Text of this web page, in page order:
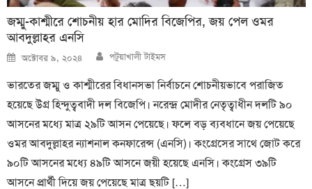
জম্মু-কাশ্মীরে শোচনীয় হার মোদির বিজেপির, জয় পেল ওমর
আবদুল্লাহর এনসি
Posted
on
অক্টোবর ৯, ২০২৪ Author
পটুয়াখালী টাইমস
ভারতের জম্মু ও কাশ্মীরের বিধানসভা নির্বাচনে শোচনীয়ভাবে পরাজিত
হয়েছে উগ্র হিন্দুত্ববাদী দল বিজেপি। নরেন্দ্র মোদীর নেতৃত্বাধীন দলটি ৯০
আসনের মধ্যে মাত্র ২৯টি আসন পেয়েছে। ফলে বড় ব্যবধানে জয় পেয়েছে
ওমর আবদুল্লাহর ন্যাশনাল কনফারেন্স (এনসি)। কংগ্রেসের সাথে জোট করে
৯০টি আসনের মধ্যে ৪৯টি আসনে জয়ী হয়েছে এনসি। কংগ্রেস ৩৯টি
আসনে প্রার্থী দিয়ে জয় পেয়েছে মাত্র ছয়টি […]